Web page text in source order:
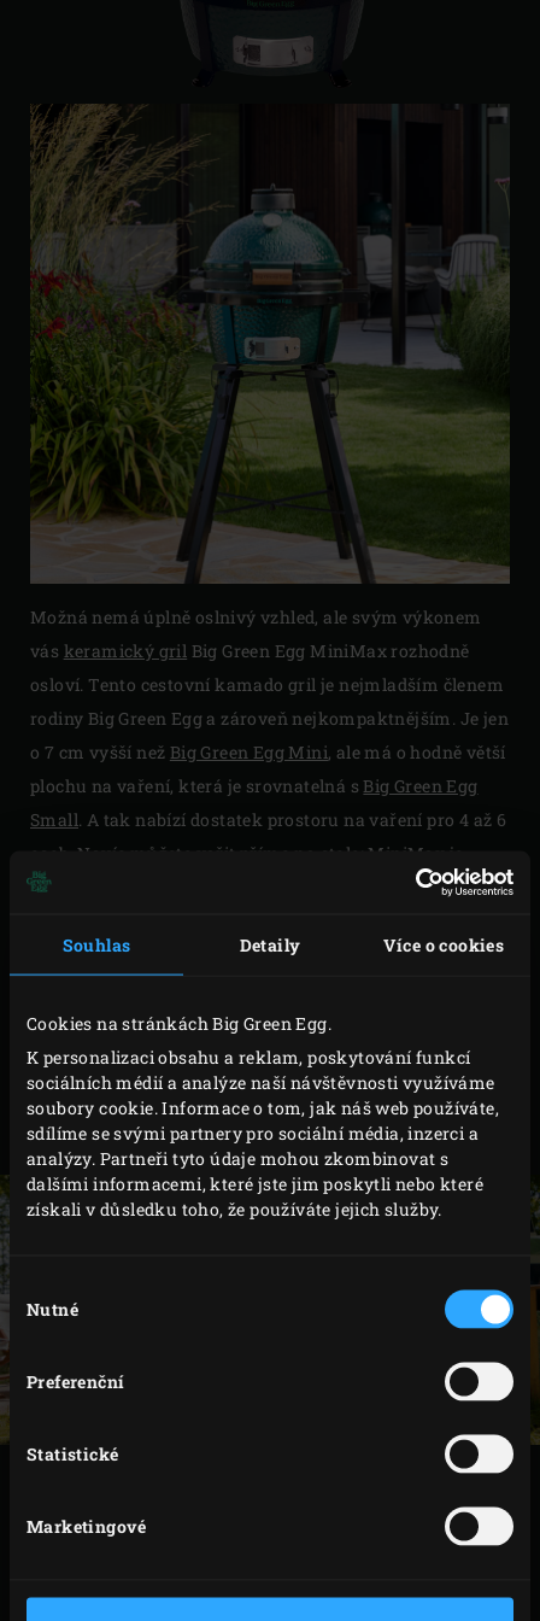
Souhlas Detaily Více o cookies
Cookies na stránkách Big Green Egg.
K personalizaci obsahu a reklam, poskytování funkcí
sociálních médií a analýze naší návštěvnosti využíváme
soubory cookie. Informace o tom, jak náš web používáte,
sdílíme se svými partnery pro sociální média, inzerci a
analýzy. Partneři tyto údaje mohou zkombinovat s
dalšími informacemi, které jste jim poskytli nebo které
získali v důsledku toho, že používáte jejich služby.
Výběr
souhlasu
Nutné
Preferenční
Statistické
Marketingové
Možná nemá úplně oslnivý vzhled, ale svým výkonem
vás keramický gril Big Green Egg MiniMax rozhodně
osloví. Tento cestovní kamado gril je nejmladším členem
rodiny Big Green Egg a zároveň nejkompaktnějším. Je jen
o 7 cm vyšší než Big Green Egg Mini, ale má o hodně větší
plochu na vaření, která je srovnatelná sBig Green Egg
Small. A tak nabízí dostatek prostoru na vaření pro 4 až 6
osob. Navíc můžete vařit přímo na stole; MiniMax je
vysoký pouhých 50 cm, takže je ideálním modelem pro
A ani zdaleka není tak těžký! Na zdvihnutí 35-kilového
Standardně je dodáván v mobilním nosiči EGG Carrier,
takže přemístit jej kamkoliv není žádný problém.
Profesionální gril Big Green Egg MiniMax můžete často
najít i ve vyhlášených restauracích.